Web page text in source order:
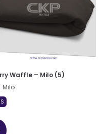
Waffle – Milo (5)
Milo